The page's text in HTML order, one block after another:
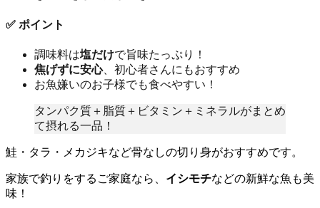
✅ ポイント
調味料は塩だけで旨味たっぷり！
焦げずに安心、初心者さんにもおすすめ
お魚嫌いのお子様でも食べやすい！
タンパク質＋脂質＋ビタミン＋ミネラルがまとめ
て摂れる一品！
鮭・タラ・メカジキなど骨なしの切り身がおすすめです。
家族で釣りをするご家庭なら、 イシモチなどの新鮮な魚も美
味！